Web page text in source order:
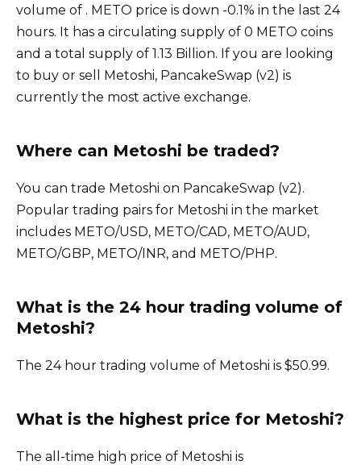
volume of . METO price is down -0.1% in the last 24
hours. It has a circulating supply of 0 METO coins
and a total supply of 1.13 Billion. If you are looking
to buy or sell Metoshi, PancakeSwap (v2) is
currently the most active exchange.
Where can Metoshi be traded?
You can trade Metoshi on PancakeSwap (v2).
Popular trading pairs for Metoshi in the market
includes METO/USD, METO/CAD, METO/AUD,
METO/GBP, METO/INR, and METO/PHP.
What is the 24 hour trading volume of
Metoshi?
The 24 hour trading volume of Metoshi is $50.99.
What is the highest price for Metoshi?
The all-time high price of Metoshi is